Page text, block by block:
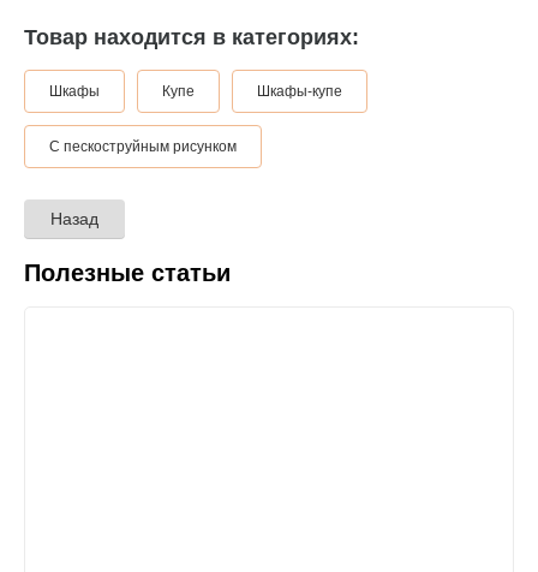
Товар находится в категориях:
Шкафы Купе Шкафы-купе
С пескоструйным рисунком
Назад
Полезные статьи